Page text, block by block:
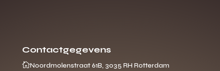
Contactgegevens
Noordmolenstraat 61B, 3035 RH Rotterdam